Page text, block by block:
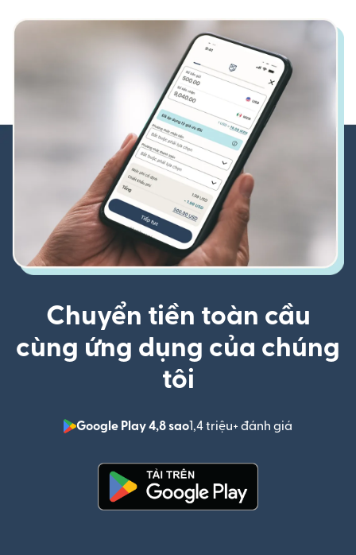
Chuyển tiền toàn cầu
cùng ứng dụng của chúng
tôi
Google Play 4,8 sao1,4 triệu+ đánh giá